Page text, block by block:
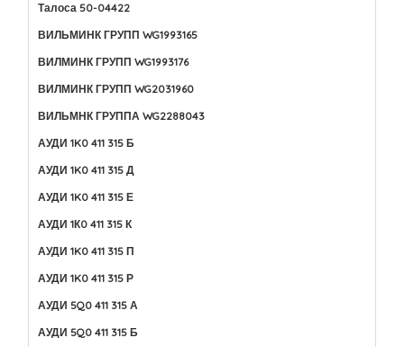
Талоса 50-04422
ВИЛЬМИНК ГРУПП WG1993165
ВИЛМИНК ГРУПП WG1993176
ВИЛМИНК ГРУПП WG2031960
ВИЛЬМНК ГРУППА WG2288043
АУДИ 1K0 411 315 Б
АУДИ 1K0 411 315 Д
АУДИ 1K0 411 315 Е
АУДИ 1К0 411 315 К
АУДИ 1K0 411 315 П
АУДИ 1K0 411 315 Р
АУДИ 5Q0 411 315 А
АУДИ 5Q0 411 315 Б